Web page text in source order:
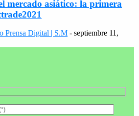
mercado asiático: la primera
Prensa Digital | S.M - septiembre 11,